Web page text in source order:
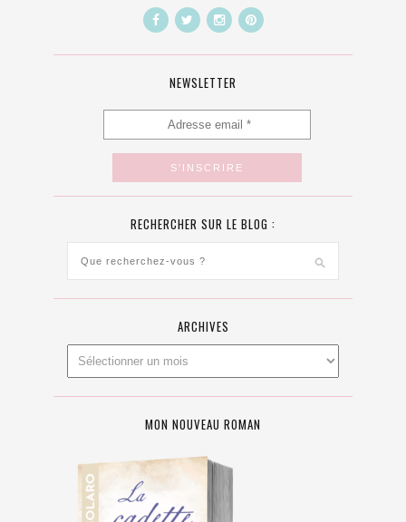
NEWSLETTER
RECHERCHER SUR LE BLOG :
ARCHIVES
MON NOUVEAU ROMAN